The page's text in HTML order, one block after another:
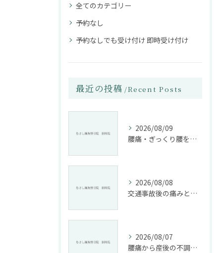
全てのカテゴリー
予約なし
予約なしでも受け付け 即時受け付け
最近の投稿 Recent Posts
2026/08/09
腰痛・ぎっくり腰を根本改善する施術法とは
2026/08/08
交通事故後の痛みと姿勢改善に特化した整骨院の役割
2026/08/07
腰痛から産後の不調まで整骨院で根本改善する方法